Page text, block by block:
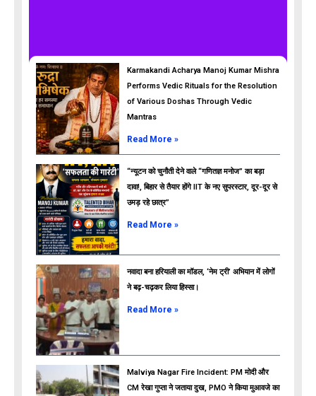
ads
Karmakandi Acharya Manoj Kumar Mishra
Performs Vedic Rituals for the Resolution
of Various Doshas Through Vedic
Mantras
Read More »
“न्यूटन को चुनौती देने वाले “गणितज्ञ मनोज” का बड़ा
दावा!, बिहार से तैयार होंगे IIT के नए सुपरस्टार, दूर-दूर से
उमड़ रहे छात्र”
Read More »
नवादा बना हरियाली का मॉडल, ‘नेम ट्री’ अभियान में लोगों
ने बढ़-चढ़कर लिया हिस्सा।
Read More »
Malviya Nagar Fire Incident: PM मोदी और
CM रेखा गुप्ता ने जताया दुख, PMO ने किया मुआवजे का